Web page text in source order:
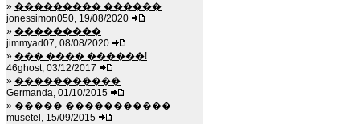
» ��������� ������
jonessimon050, 19/08/2020
» ���������
jimmyad07, 08/08/2020
» ��� ���� ������!
46ghost, 03/12/2017
» �����������
Germanda, 01/10/2015
» ����� �����������
musetel, 15/09/2015